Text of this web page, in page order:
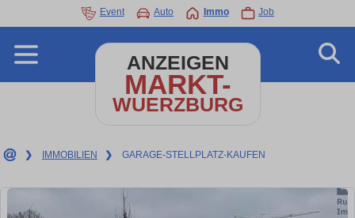
Event Auto Immo Job
ANZEIGEN
MARKT-
WUERZBURG
❯ IMMOBILIEN ❯ GARAGE-STELLPLATZ-KAUFEN